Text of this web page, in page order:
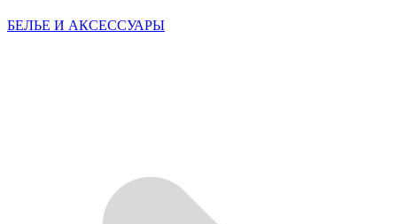
БЕЛЬЕ И АКСЕССУАРЫ